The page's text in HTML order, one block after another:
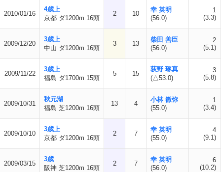
2010/01/16
4歳上
京都 ダ1200m 16頭
2 10
幸 英明
(56.0)
1
(3.3)
2009/12/20
3歳上
中山 ダ1200m 16頭
3 13
柴田 善臣
(56.0)
2
(5.1)
2009/11/22
3歳上
福島 ダ1700m 15頭
5 15
荻野 琢真
(△53.0)
3
(5.8)
2009/10/31
秋元湖
福島 芝1200m 16頭
13 4
小林 徹弥
(55.0)
1
(3.4)
2009/10/10
3歳上
京都 ダ1200m 16頭
2 7
幸 英明
(55.0)
4
(9.1)
2009/03/15
3歳
阪神 芝1200m 16頭
2 7
幸 英明
(56.0)
6
(10.2)